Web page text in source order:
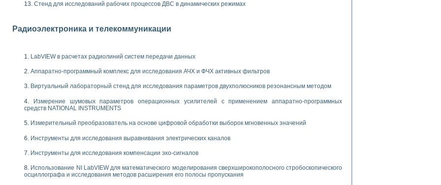
путем моделирования технологических процессов пищевых производств с использованием языка программирования LabVIEW
процессом цементирования нефтегазовых скважин
INSTRUMENTS при разработке автоматизированного комплекса для исследования средств измерения температуры
исследований на базе LabVIEW
для исследова¬ния электрофизических свойств аморфного гидрогенизированного карбида кремния (A-SIC:H)
переходных характеристик асинхронных двигателей при пуске
швов на базе технологий фирмы NATIONAL INSTRUMENTS
неиндустриальных камер в производственных условиях
стенды
комплексы для вузов, осуществляющих подготовку специалистов по пищевой инженерии
нелинейных резистивных цепей
в процесе изучения специальных дисциплин в технических колледжах
Стенд для исследований рабочих процессов ДВС в динамических режимах
Радиоэлектроника и телекоммуникации
LabVIEW в расчетах радиолиний систем передачи данных
Аппаратно-программный комплекс для исследования АЧХ и ФЧХ активных фильтров
Виртуальный лабораторный стенд для исследования параметров двухполюсников резонансным методом
Измерение шумовых параметров операционных усилителей с применением аппаратно-программных
средств NATIONAL INSTRUMENTS
Измерительный преобразователь на основе цифровой обработки выборок мгновенных значений
Инструменты для исследования выравнивания электрических каналов
Инструменты для исследования компенсации эхо-сигналов
Использование NI LabVIEW для математического моделирования сверхширокополосного стробоскопического
осциллографа и исследования методов расширения его полосы пропускания